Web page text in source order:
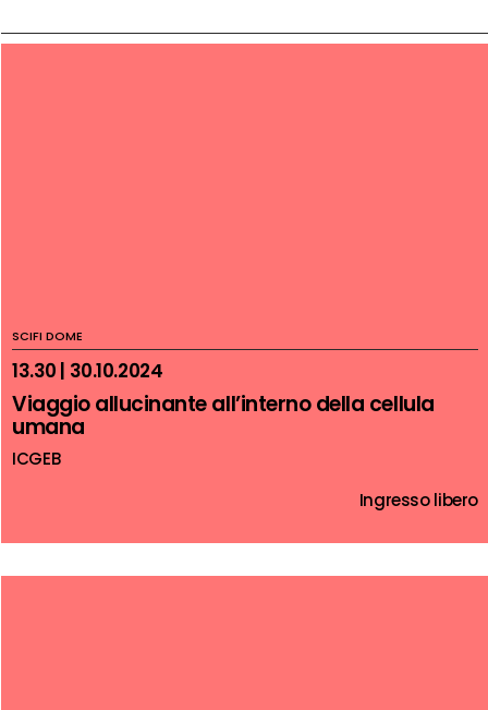
SCIFI DOME
13.30 | 30.10.2024
Viaggio allucinante all’interno della cellula
umana
ICGEB
Ingresso libero